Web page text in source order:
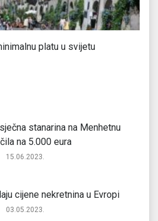
platu u svijetu
stanarina na Menhetnu
na 5.000 eura
15.06.2023.
cijene nekretnina u Evropi
03.05.2023.